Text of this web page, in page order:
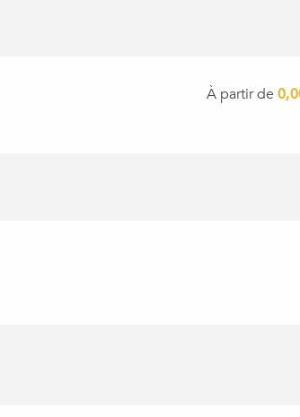
À partir de